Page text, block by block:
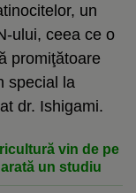
un
ului, ceea ce o
promiţătoare
special la
dr. Ishigami.
vin de pe
un studiu